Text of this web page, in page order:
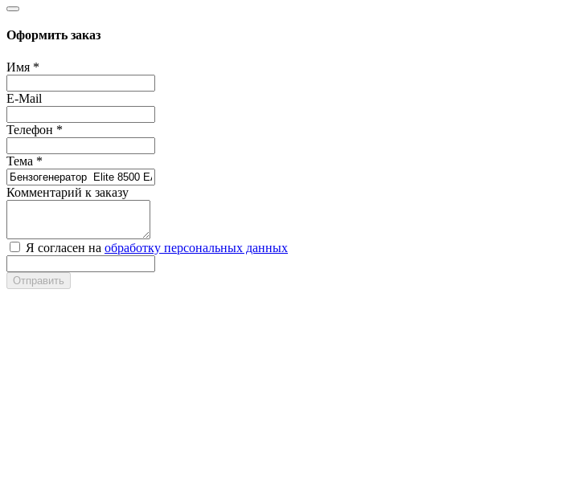
Оформить заказ
Имя *
E-Mail
Телефон *
Тема *
Комментарий к заказу
Я согласен на обработку персональных данных
Отправить